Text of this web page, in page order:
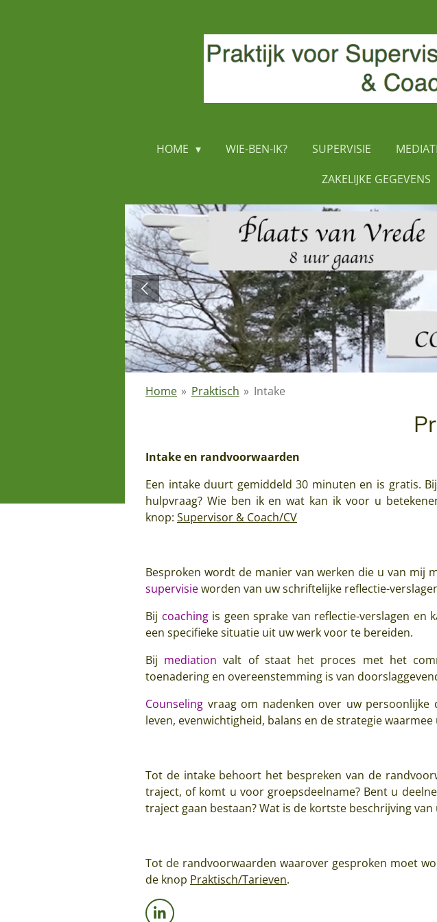
HOME WIE-BEN-IK? SUPERVISIE
ZAKELIJKE GEGEVENS
Home » Praktisch » Intake
Intake en randvoorwaarden
Een intake duurt gemiddeld 30 minuten en is gratis.
hulpvraag? Wie ben ik en wat kan ik voor u
knop: Supervisor & Coach/CV
Besproken wordt de manier van werken die u van mij
supervisieworden van uw schriftelijke reflectie-
Bij coachingis geen sprake van reflectie-verslagen en
een specifieke situatie uit uw werk voor te bereiden.
Bij mediation valt of staat het proces met het
toenadering en overeenstemming is van
Counseling vraag om nadenken over uw
leven, evenwichtigheid, balans en de strategie
Tot de intake behoort het bespreken van de
traject, of komt u voor groepsdeelname? Bent u
traject gaan bestaan? Wat is de kortste beschrijving
Tot de randvoorwaarden waarover gesproken moet
de knop Praktisch/Tarieven.
L